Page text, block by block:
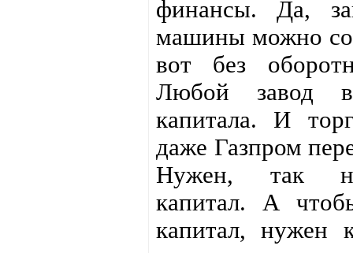
финансы. Да,
машины можно
вот без
Любой завод
капитала. И
даже Газпром
Нужен, так
капитал. А
капитал, нужен